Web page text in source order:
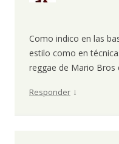
Como indico en las
estilo como en
reggae de Mario Bros
Responder ↓